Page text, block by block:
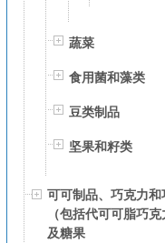
蔬菜
食用菌和藻类
豆类制品
坚果和籽类
可可制品、巧克力
（包括代可可脂巧
及糖果